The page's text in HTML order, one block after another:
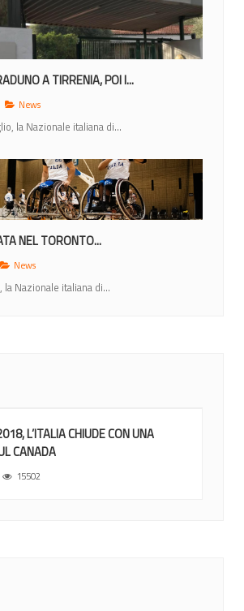
A TIRRENIA, POI I...
News
la Nazionale italiana di...
NEL TORONTO...
News
la Nazionale italiana di...
L’ITALIA CHIUDE CON UNA
CANADA
15502